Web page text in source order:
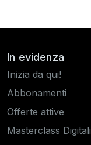
In evidenza
Inizia da qui!
Abbonamenti
Offerte attive
Masterclass Digitali